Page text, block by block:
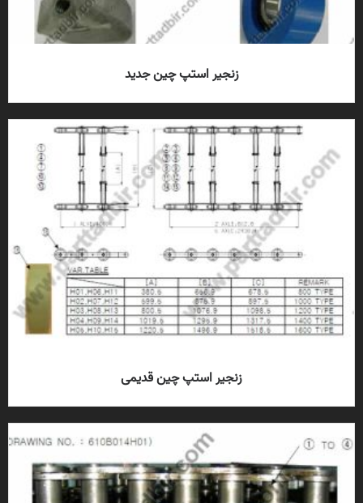
زنجیر استپ چین جدید
زنجیر استپ چین قدیمی